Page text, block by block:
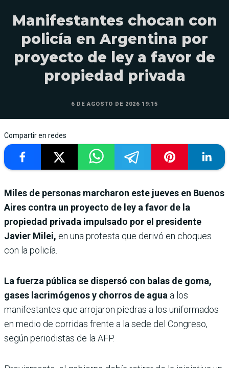
Manifestantes chocan con
policía en Argentina por
proyecto de ley a favor de
propiedad privada
6 DE AGOSTO DE 2026 19:15
Compartir en redes
Miles de personas marcharon este jueves en Buenos
Aires contra un proyecto de ley a favor de la
propiedad privada impulsado por el presidente
Javier Milei, en una protesta que derivó en choques
con la policía.
La fuerza pública se dispersó con balas de goma,
gases lacrimógenos y chorros de agua a los
manifestantes que arrojaron piedras a los uniformados
en medio de corridas frente a la sede del Congreso,
según periodistas de la AFP.